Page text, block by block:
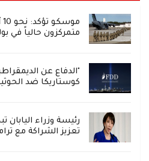
متمركزون حالياً في
"الدفاع عن
كوستاريكا ضد
رئيسة وزراء اليابان
تعزيز الشراكة مع